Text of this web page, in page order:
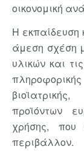
οικονομική
Η εκπαίδευση
άμεση σχέση
υλικών και
προϊόντων
χρήσης, που
περιβάλλον.